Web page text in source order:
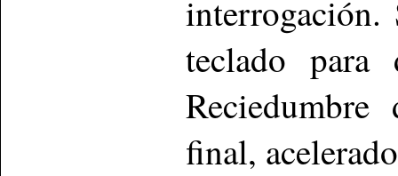
interrogación.
teclado para
final,